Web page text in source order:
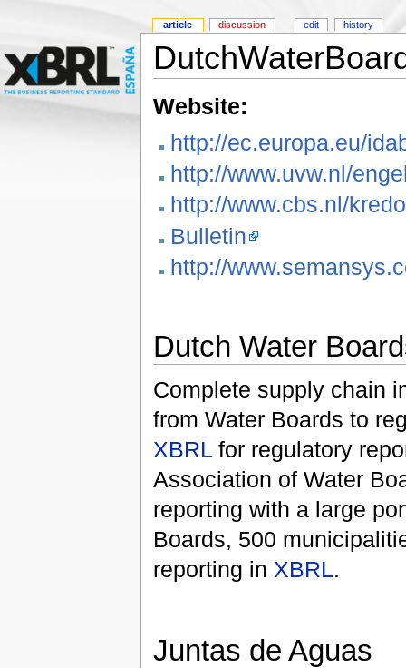
Website:
http://ec.europa.eu/
http://www.uvw.nl/
http://www.cbs.nl/kredo
Bulletin
http://
Dutch Water
Complete supply chain
from Water Boards to
XBRLfor regulatory
Association of Water
reporting with a large
Boards, 500
reporting in XBRL.
Juntas de Aguas
article discussion edit history